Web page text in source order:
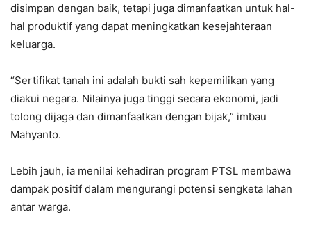
disimpan dengan baik, tetapi juga dimanfaatkan untuk hal-
hal produktif yang dapat meningkatkan kesejahteraan
keluarga.
“Sertifikat tanah ini adalah bukti sah kepemilikan yang
diakui negara. Nilainya juga tinggi secara ekonomi, jadi
tolong dijaga dan dimanfaatkan dengan bijak,” imbau
Mahyanto.
Lebih jauh, ia menilai kehadiran program PTSL membawa
dampak positif dalam mengurangi potensi sengketa lahan
antar warga.